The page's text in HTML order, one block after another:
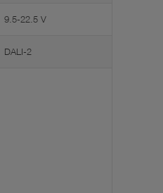
9.5-22.5 V
DALI-2